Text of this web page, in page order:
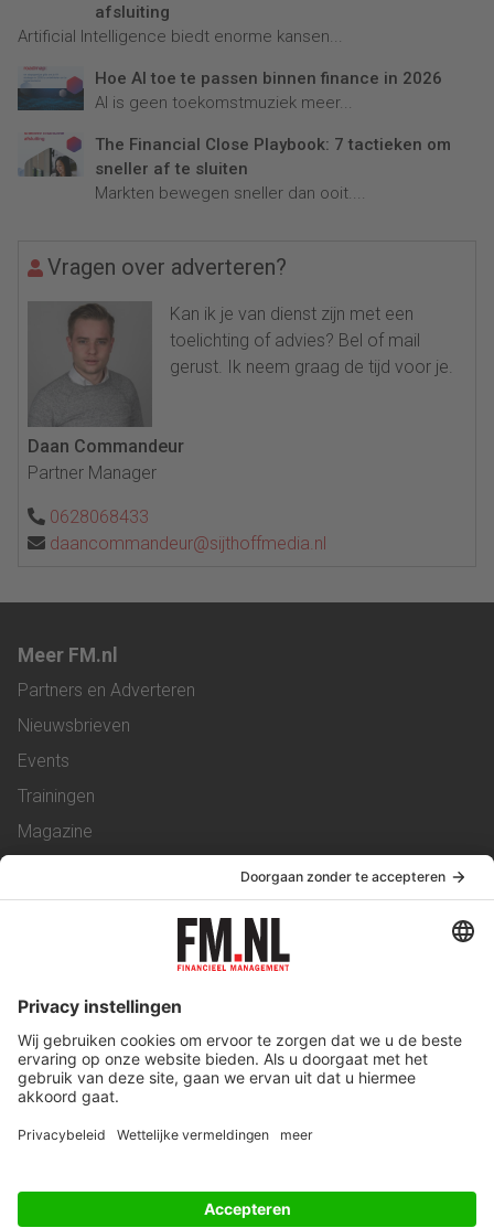
afsluiting
Artificial Intelligence biedt enorme kansen...
Hoe AI toe te passen binnen finance in 2026
AI is geen toekomstmuziek meer...
The Financial Close Playbook: 7 tactieken om
sneller af te sluiten
Markten bewegen sneller dan ooit....
Vragen over adverteren?
Kan ik je van dienst zijn met een
toelichting of advies? Bel of mail
gerust. Ik neem graag de tijd voor je.
Daan Commandeur
Partner Manager
0628068433
daancommandeur@sijthoffmedia.nl
Meer FM.nl
Partners en Adverteren
Nieuwsbrieven
Events
Trainingen
Magazine
Service & Contact
Werken bij ons
Privacy Statement
Algemene Voorwaarden